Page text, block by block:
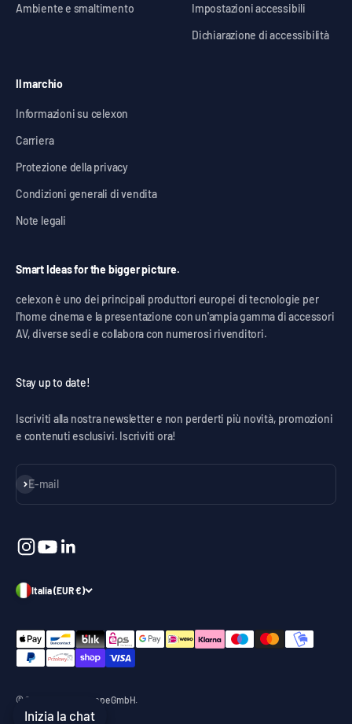
Inizia la chat
Ambiente e smaltimento
Impostazioni accessibili
Dichiarazione di accessibilità
Il marchio
Informazioni su celexon
Carriera
Protezione della privacy
Condizioni generali di vendita
Note legali
Smart Ideas for the bigger picture.
celexon è uno dei principali produttori europei di tecnologie per
l'home cinema e la presentazione con un'ampia gamma di accessori
AV, diverse sedi e collabora con numerosi rivenditori.
Stay up to date!
Iscriviti alla nostra newsletter e non perderti più novità, promozioni
e contenuti esclusivi. Iscriviti ora!
E-mail
Iscriviti alla newsletter
Italia (EUR €)
© 2026, celexon Europe GmbH.